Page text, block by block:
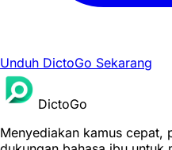
Unduh DictoGo Sekarang
DictoGo
Menyediakan kamus cepat,